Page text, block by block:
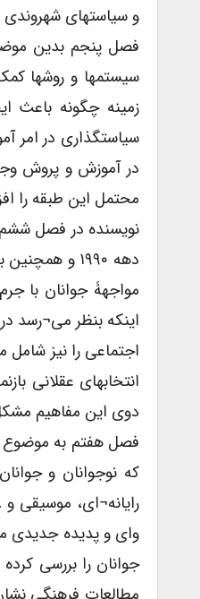
و سیاستهای شهروندی
فصل پنجم بدین
سیستمها و روشها
زمینه چگونه باعث
سیاستگذاری در امر
در آموزش و پروش
محتمل این طبقه را
نویسنده در فصل ششم
دهه ۱۹۹۰ و
مواجهۀ جوانان با
اینکه بنظر می¬رسد
اجتماعی را نیز شامل
انتخابهای عقلانی
دوی این مفاهیم
فصل هفتم به موضوع
که نوجوانان و
رایانه¬ای، موسیقی
وای و پدیده جدیدی
جوانان را بررسی کرده